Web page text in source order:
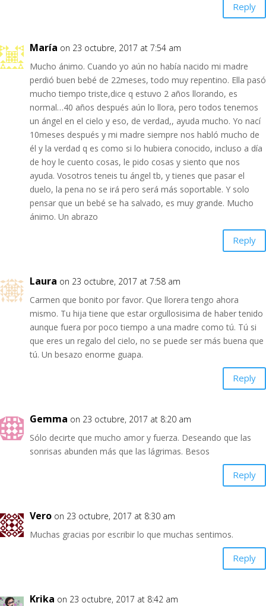
Reply
María on 23 octubre, 2017 at 7:54 am
Mucho ánimo. Cuando yo aún no había nacido mi madre
perdió buen bebé de 22meses, todo muy repentino. Ella pasó
mucho tiempo triste,dice q estuvo 2 años llorando, es
normal…40 años después aún lo llora, pero todos tenemos
un ángel en el cielo y eso, de verdad,, ayuda mucho. Yo nací
10meses después y mi madre siempre nos habló mucho de
él y la verdad q es como si lo hubiera conocido, incluso a día
de hoy le cuento cosas, le pido cosas y siento que nos
ayuda. Vosotros teneis tu ángel tb, y tienes que pasar el
duelo, la pena no se irá pero será más soportable. Y solo
pensar que un bebé se ha salvado, es muy grande. Mucho
ánimo. Un abrazo
Reply
Laura on 23 octubre, 2017 at 7:58 am
Carmen que bonito por favor. Que llorera tengo ahora
mismo. Tu hija tiene que estar orgullosisima de haber tenido
aunque fuera por poco tiempo a una madre como tú. Tú si
que eres un regalo del cielo, no se puede ser más buena que
tú. Un besazo enorme guapa.
Reply
Gemma on 23 octubre, 2017 at 8:20 am
Sólo decirte que mucho amor y fuerza. Deseando que las
sonrisas abunden más que las lágrimas. Besos
Reply
Vero on 23 octubre, 2017 at 8:30 am
Muchas gracias por escribir lo que muchas sentimos.
Reply
Krika on 23 octubre, 2017 at 8:42 am